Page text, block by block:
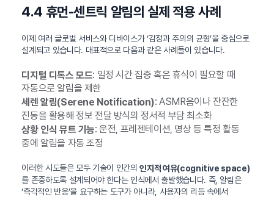
4.4 휴먼-센트릭 알림의 실제 적용 사례
이제 여러 글로벌 서비스와 디바이스가 ‘감정과 주의의 균형’을 중심으로
설계되고 있습니다. 대표적으로 다음과 같은 사례들이 있습니다.
디지털 디톡스 모드: 일정 시간 집중 혹은 휴식이 필요할 때
자동으로 알림을 제한
세렌 알림(Serene Notification): ASMR음이나 잔잔한
진동을 활용해 정보 전달 방식의 정서적 부담 최소화
상황 인식 뮤트 기능: 운전, 프레젠테이션, 명상 등 특정 활동
중에 알림을 자동 조정
이러한 시도들은 모두 기술이 인간의인지적 여유(cognitive space)
를 존중하도록 설계되어야 한다는 인식에서 출발했습니다. 즉, 알림은
‘즉각적인 반응’을 요구하는 도구가 아니라, 사용자의 리듬 속에서